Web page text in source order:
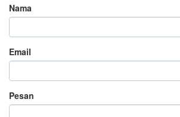
Nama
Email
Pesan